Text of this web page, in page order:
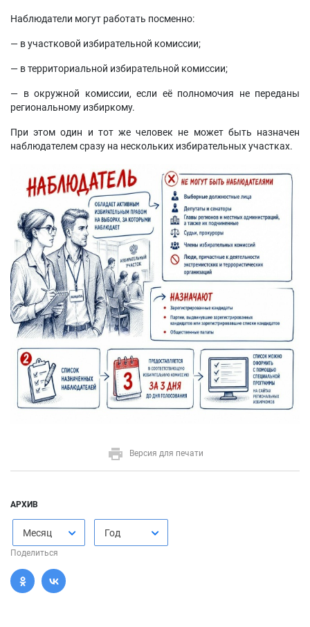
Наблюдатели могут работать посменно:
— в участковой избирательной комиссии;
— в территориальной избирательной комиссии;
— в окружной комиссии, если её полномочия не переданы
региональному избиркому.
При этом один и тот же человек не может быть назначен
наблюдателем сразу на нескольких избирательных участках.
Версия для печати
АРХИВ
Месяц Год
Поделиться